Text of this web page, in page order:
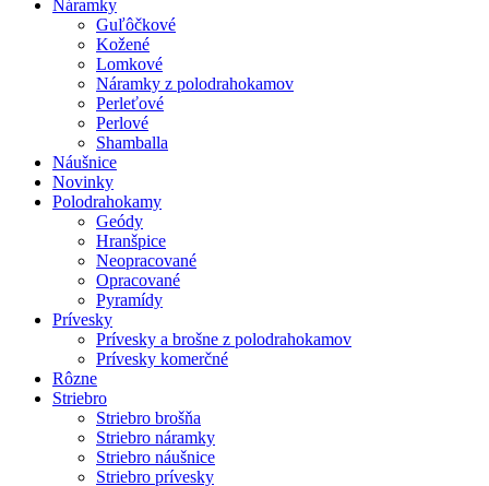
Náramky
Guľôčkové
Kožené
Lomkové
Náramky z polodrahokamov
Perleťové
Perlové
Shamballa
Náušnice
Novinky
Polodrahokamy
Geódy
Hranšpice
Neopracované
Opracované
Pyramídy
Prívesky
Prívesky a brošne z polodrahokamov
Prívesky komerčné
Rôzne
Striebro
Striebro brošňa
Striebro náramky
Striebro náušnice
Striebro prívesky